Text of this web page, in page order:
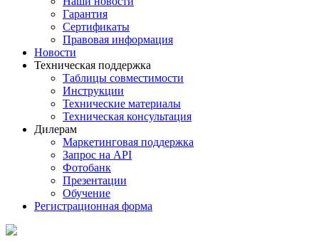
Гарантия
Сертификаты
Правовая информация
Новости
Техническая поддержка
Таблицы совместимости
Инструкции
Технические материалы
Техническая консультация
Дилерам
Маркетинговая поддержка
Запрос на API
Фотобанк
Презентации
Обучение
Регистрационная форма